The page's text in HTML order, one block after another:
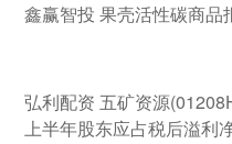
鑫赢智投 果壳活性碳商品
弘利配资 五矿资源
上半年股东应占税后溢利